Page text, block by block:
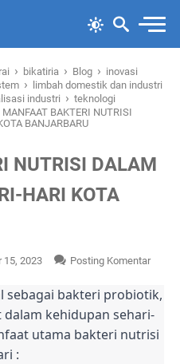
› bikatiria › Blog › inovasi
› limbah domestik dan industri
industri › teknologi
MANFAAT BAKTERI NUTRISI
BANJARBARU
NUTRISI DALAM
HARI KOTA
15, 2023 Posting Komentar
sebagai bakteri probiotik,
kehidupan sehari-
utama bakteri nutrisi
: